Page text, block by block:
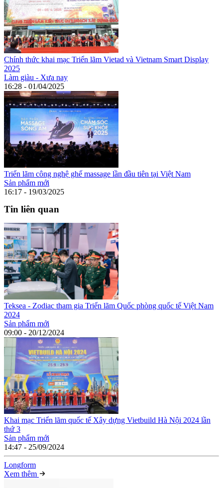
Chính thức khai mạc Triển lãm Vietad và Vietnam Smart Display
2025
Làm giàu - Xưa nay
16:28 - 01/04/2025
Triển lãm công nghệ ghế massage lần đầu tiên tại Việt Nam
Sản phẩm mới
16:17 - 19/03/2025
Tin liên quan
Teksea - Zodiac tham gia Triển lãm Quốc phòng quốc tế Việt Nam
2024
Sản phẩm mới
09:00 - 20/12/2024
Khai mạc Triển lãm quốc tế Xây dựng Vietbuild Hà Nội 2024 lần
thứ 3
Sản phẩm mới
14:47 - 25/09/2024
Longform
Xem thêm